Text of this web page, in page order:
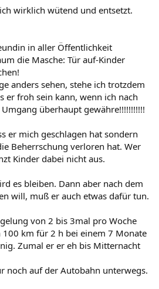
wirklich wütend und entsetzt.
in aller Öffentlichkeit
die Masche: Tür auf-Kinder
anders sehen, stehe ich trotzdem
er froh sein kann, wenn ich nach
überhaupt gewähre!!!!!!!!!!!
er mich geschlagen hat sondern
Beherrschung verloren hat. Wer
Kinder dabei nicht aus.
es bleiben. Dann aber nach dem
will, muß er auch etwas dafür tun.
von 2 bis 3mal pro Woche
km für 2 h bei einem 7 Monate
Zumal er er eh bis Mitternacht
noch auf der Autobahn unterwegs.